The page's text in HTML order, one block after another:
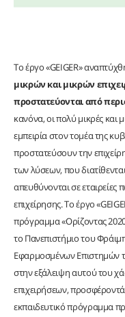
Το έργο «GEIGER»
μικρών και μικρών
προστατεύονται από
κανόνα, οι πολύ μικρές και
εμπειρία στον τομέα της
προστατεύσουν την
των λύσεων, που
απευθύνονται σε εταιρείες
επιχείρησης. Το έργο
πρόγραμμα «Ορίζοντας
το Πανεπιστήμιο του
Εφαρμοσμένων Επιστημών
στην εξάλειψη αυτού του
επιχειρήσεων,
εκπαιδευτικό πρόγραμμα